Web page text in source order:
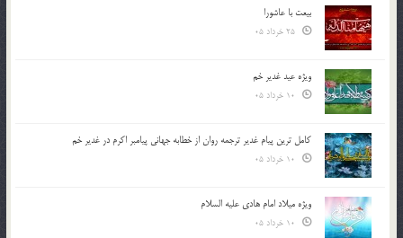
بیعت با عاشورا
ویژه عید غدیر خم
کامل ترین پیام غدیر ترجمه روان از خطابه جهانی پیامبر اکرم در غدیر خم
ویژه میلاد امام هادی علیه السلام